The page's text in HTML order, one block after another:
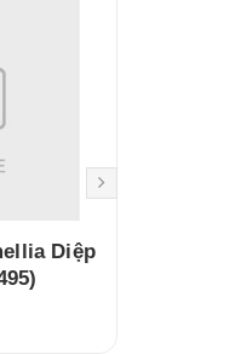
Diệp